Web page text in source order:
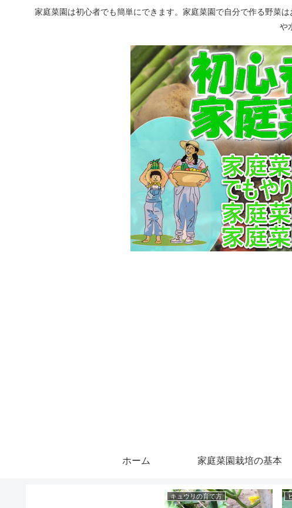
家庭菜園は初心者でも簡単にできます。家庭菜園で自分で作る野菜
や
ホーム 家庭菜園栽培の基本
キュウリの育て方